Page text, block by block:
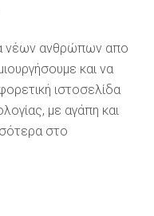
νέων ανθρώπων απο
και να
ιστοσελίδα
με αγάπη και
στο